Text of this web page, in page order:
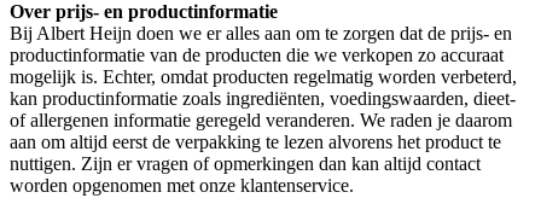
Over prijs- en productinformatie
Bij Albert Heijn doen we er alles aan om te zorgen dat de prijs- en
productinformatie van de producten die we verkopen zo accuraat
mogelijk is. Echter, omdat producten regelmatig worden verbeterd,
kan productinformatie zoals ingrediënten, voedingswaarden, dieet-
of allergenen informatie geregeld veranderen. We raden je daarom
aan om altijd eerst de verpakking te lezen alvorens het product te
nuttigen. Zijn er vragen of opmerkingen dan kan altijd contact
worden opgenomen met onze klantenservice.